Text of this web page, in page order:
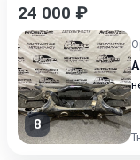
24 000 ₽
8